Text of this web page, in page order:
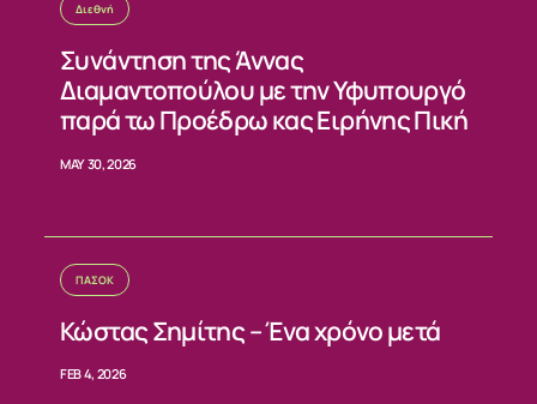
ΣΧΕΤΙΚΑ
ΝΕΑ
ΕΠΙΚΟΙΝΩΝΙΑ
Διεθνή
Συνάντηση της Άννας
Διαμαντοπούλου με την Υφυπουργό
παρά τω Προέδρω κας Ειρήνης Πική
MAY 30, 2026
ΠΑΣΟΚ
Κώστας Σημίτης – Ένα χρόνο μετά
FEB 4, 2026